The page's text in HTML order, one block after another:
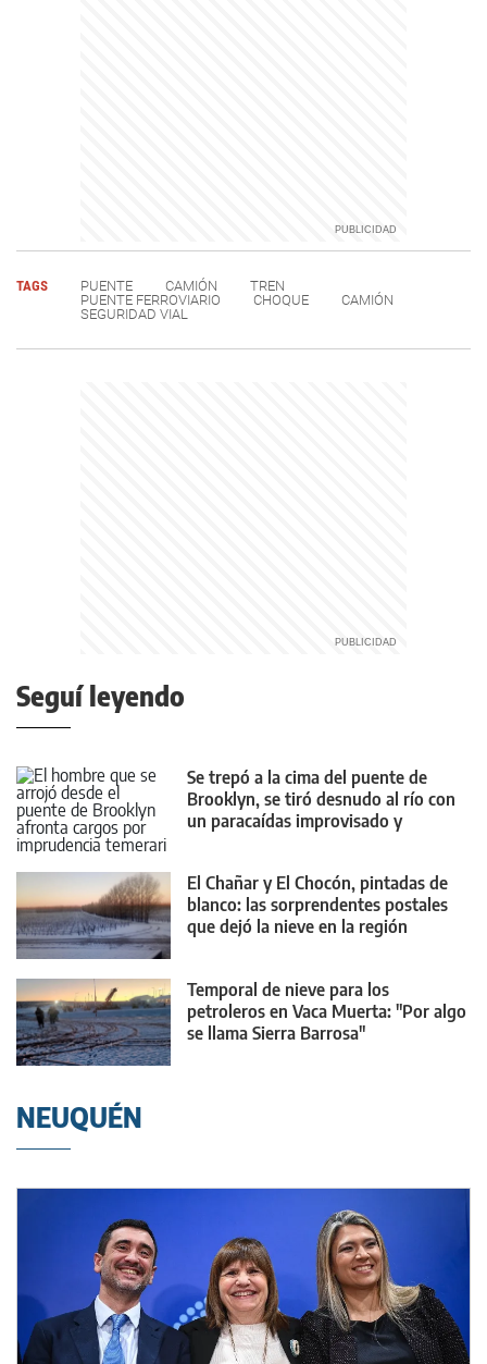
TAGS PUENTE CAMIÓN
TREN
PUENTE FERROVIARIO
CHOQUE
CAMIÓN
SEGURIDAD VIAL
Seguí leyendo
Se trepó a la cima del puente de
Brooklyn, se tiró desnudo al río con
un paracaídas improvisado y
El Chañar y El Chocón, pintadas de
blanco: las sorprendentes postales
que dejó la nieve en la región
Temporal de nieve para los
petroleros en Vaca Muerta: "Por algo
se llama Sierra Barrosa"
NEUQUÉN